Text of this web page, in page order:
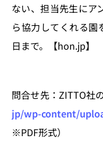
ない、担当先生にア
ら協力してくれる
日まで。【hon.jp】
問合せ先：ZITTO社
jp/wp-content/
※PDF形式）